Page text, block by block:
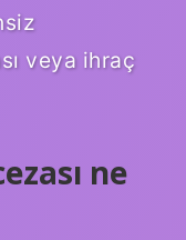
veya ihraç
ne